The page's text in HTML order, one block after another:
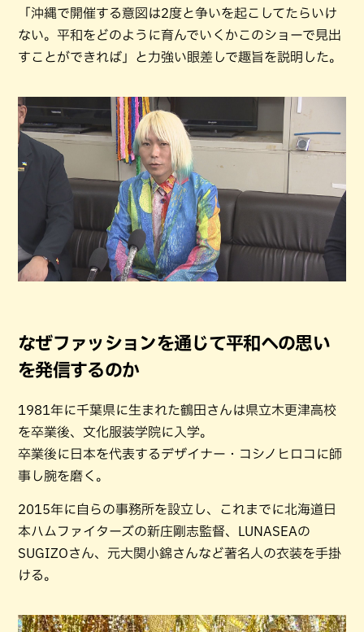
「沖縄で開催する意図は2度と争いを起こしてたらいけ
ない。平和をどのように育んでいくかこのショーで見出
すことができれば」と力強い眼差しで趣旨を説明した。
なぜファッションを通じて平和への思い
を発信するのか
1981年に千葉県に生まれた鶴田さんは県立木更津高校
を卒業後、文化服装学院に入学。
卒業後に日本を代表するデザイナー・コシノヒロコに師
事し腕を磨く。
2015年に自らの事務所を設立し、これまでに北海道日
本ハムファイターズの新庄剛志監督、LUNASEAの
SUGIZOさん、元大関小錦さんなど著名人の衣装を手掛
ける。